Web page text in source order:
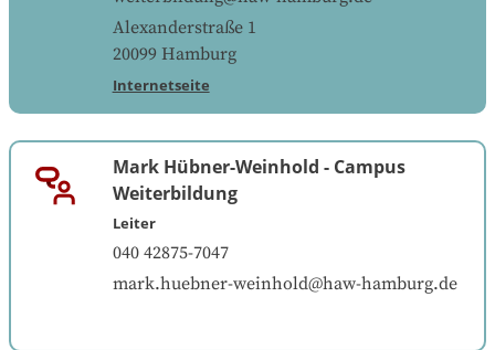
Alexanderstraße 1
20099 Hamburg
Internetseite
Mark Hübner-Weinhold - Campus
Weiterbildung
Leiter
040 42875-7047
mark.huebner-weinhold@haw-hamburg.de